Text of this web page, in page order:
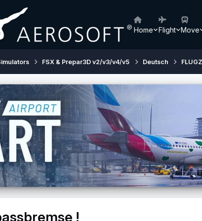
Home Flight Move
FSX & Prepar3D v2/v3/v4/v5 Deutsch
!